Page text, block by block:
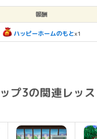
報酬
ハッピーホームのもとx1
プ3の関連レッ